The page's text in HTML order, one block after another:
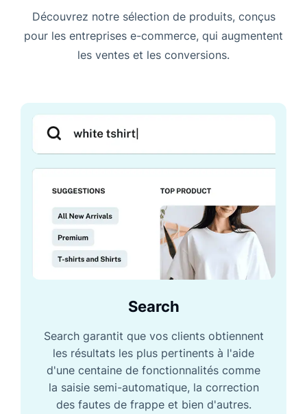
Découvrez notre sélection de produits, conçus
pour les entreprises e-commerce, qui augmentent
les ventes et les conversions.
Search
Search garantit que vos clients obtiennent
les résultats les plus pertinents à l'aide
d'une centaine de fonctionnalités comme
la saisie semi-automatique, la correction
des fautes de frappe et bien d'autres.